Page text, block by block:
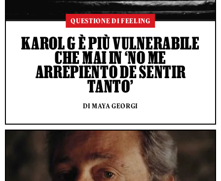
QUESTIONE DI FEELING
KAROL G È PIÙ VULNERABILE
CHE MAI IN ‘NO ME
ARREPIENTO DE SENTIR
TANTO’
DI MAYA GEORGI